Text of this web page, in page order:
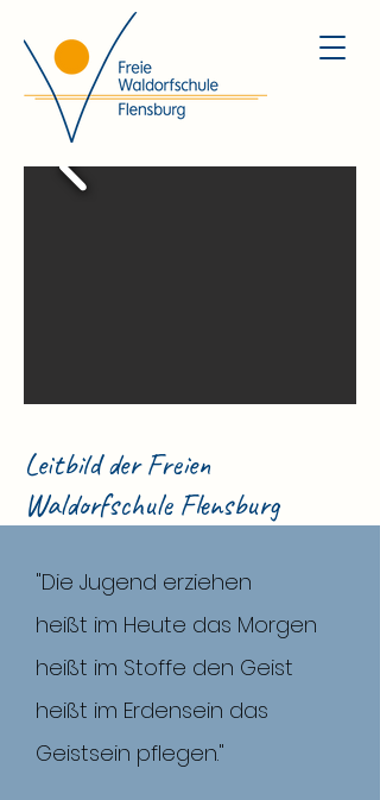
Leitbild der Freien
Waldorfschule Flensburg
"Die Jugend erziehen
heißt im Heute das Morgen
heißt im Stoffe den Geist
heißt im Erdensein das
Geistsein pflegen."